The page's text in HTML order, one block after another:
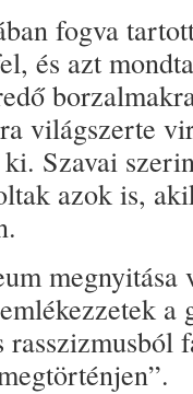
fogva
és azt
világszerte
Szavai
azok is,
megnyitása
a